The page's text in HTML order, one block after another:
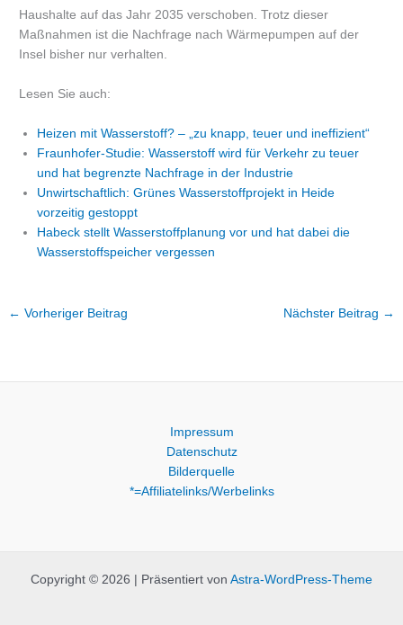
Haushalte auf das Jahr 2035 verschoben. Trotz dieser
Maßnahmen ist die Nachfrage nach Wärmepumpen auf der
Insel bisher nur verhalten.
Lesen Sie auch:
Heizen mit Wasserstoff? – „zu knapp, teuer und ineffizient“
Fraunhofer-Studie: Wasserstoff wird für Verkehr zu teuer
und hat begrenzte Nachfrage in der Industrie
Unwirtschaftlich: Grünes Wasserstoffprojekt in Heide
vorzeitig gestoppt
Habeck stellt Wasserstoffplanung vor und hat dabei die
Wasserstoffspeicher vergessen
← Vorheriger Beitrag Nächster Beitrag →
Impressum
Datenschutz
Bilderquelle
*=Affiliatelinks/Werbelinks
Copyright © 2026 | Präsentiert von Astra-WordPress-Theme